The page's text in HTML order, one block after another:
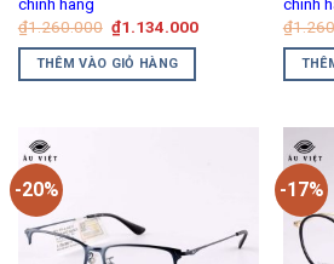
trên
trang
sản
chính hãng
₫1.260.000 Giá
gốc
là:
₫1.260.000.
₫1.134.000Giá
₫1.134.000.
THÊM VÀO GIỎ HÀNG
chính
₫
-20% -17%